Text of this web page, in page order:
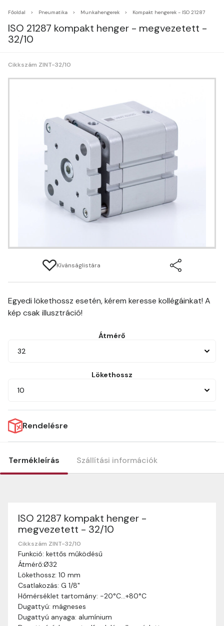
Főoldal Pneumatika Munkahengerek Kompakt hengerek - ISO 21287
ISO 21287 kompakt henger - megvezetett -
32/10
Cikkszám ZINT-32/10
Kívánságlistára
Egyedi lökethossz esetén, kérem keresse kollégáinkat! A
kép csak illusztráció!
Átmérő
32
Lökethossz
10
Rendelésre
Termékleírás Szállítási információk
ISO 21287 kompakt henger -
megvezetett - 32/10
Cikkszám ZINT-32/10
Funkció: kettős működésű
Átmérő:Ø32
Lökethossz: 10 mm
Csatlakozás: G 1/8"
Hőmérséklet tartomány: -20°C…+80°C
Dugattyú: mágneses
Dugattyú anyaga: alumínium
Szállítási információk
Nagyon köszönjük, hogy webshopunkat választottátok
vásárlásaitokhoz. Az alábbiakban megtaláljátok szállítási
információinkat, hogy a vásárlásotok gördülékenyen és
zökkenőmentesen történhessen.
Szállítási idő:
munkanapon belül kézbesítjük. Amennyiben
valamilyen okból kifolyólag a szállítás hosszabb
ideig tart, előre értesítünk benneteket.
Szállítási díj: A szállítási díj függ a termék súlyától